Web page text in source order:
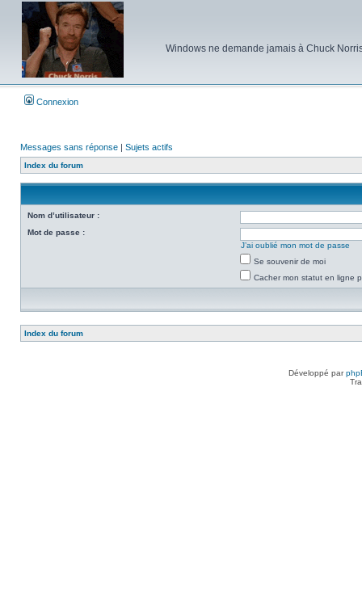
Windows ne demande jamais à Chuck
Connexion
Messages sans réponse | Sujets actifs
Index du forum
Nom d’utilisateur :
Mot de passe :
J’ai oublié mon mot de passe
Se souvenir de moi
Cacher mon statut en ligne
Index du forum
Développé par